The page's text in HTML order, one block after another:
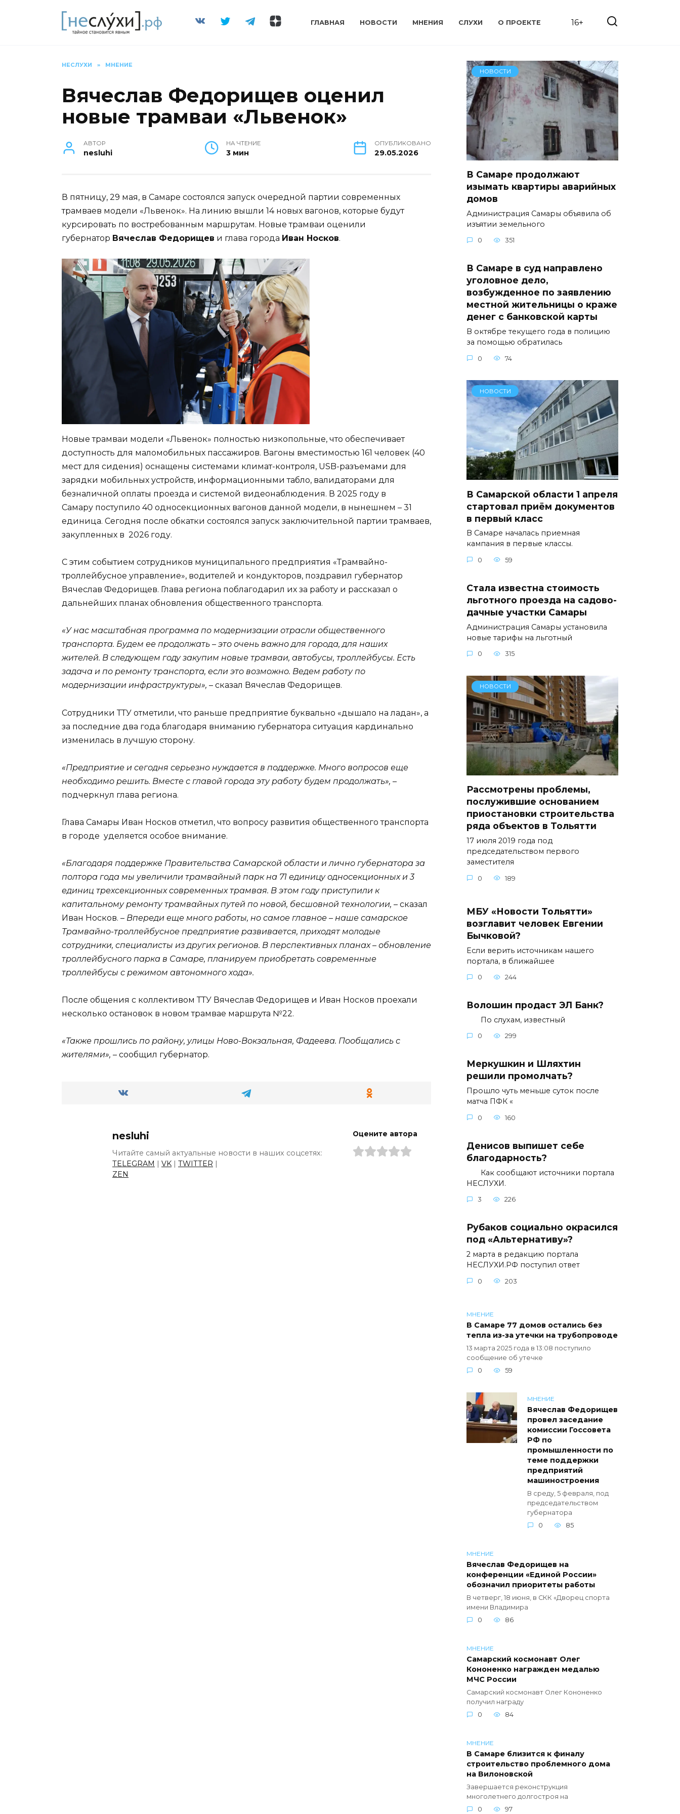
ГЛАВНАЯ НОВОСТИ МНЕНИЯ СЛУХИ О ПРОЕКТЕ 16+
НЕСЛУХИ » МНЕНИЕ
Вячеслав Федорищев оценил
новые трамваи «Львенок»
АВТОР
nesluhi
НА ЧТЕНИЕ
3 мин
ОПУБЛИКОВАНО
29.05.2026
В пятницу, 29 мая, в Самаре состоялся запуск очередной партии современных
трамваев модели «Львенок». На линию вышли 14 новых вагонов, которые будут
курсировать по востребованным маршрутам. Новые трамваи оценили
губернатор Вячеслав Федорищев и глава города Иван Носков.
Новые трамваи модели «Львенок» полностью низкопольные, что обеспечивает
доступность для маломобильных пассажиров. Вагоны вместимостью 161 человек (40
мест для сидения) оснащены системами климат-контроля, USB-разъемами для
зарядки мобильных устройств, информационными табло, валидаторами для
безналичной оплаты проезда и системой видеонаблюдения. В 2025 году в
Самару поступило 40 односекционных вагонов данной модели, в нынешнем – 31
единица. Сегодня после обкатки состоялся запуск заключительной партии трамваев,
закупленных в 2026 году.
С этим событием сотрудников муниципального предприятия «Трамвайно-
троллейбусное управление», водителей и кондукторов, поздравил губернатор
Вячеслав Федорищев. Глава региона поблагодарил их за работу и рассказал о
дальнейших планах обновления общественного транспорта.
«У нас масштабная программа по модернизации отрасли общественного
транспорта. Будем ее продолжать – это очень важно для города, для наших
жителей. В следующем году закупим новые трамваи, автобусы, троллейбусы. Есть
задача и по ремонту транспорта, если это возможно. Ведем работу по
модернизации инфраструктуры», – сказал Вячеслав Федорищев.
Сотрудники ТТУ отметили, что раньше предприятие буквально «дышало на ладан», а
за последние два года благодаря вниманию губернатора ситуация кардинально
изменилась в лучшую сторону.
«Предприятие и сегодня серьезно нуждается в поддержке. Много вопросов еще
необходимо решить. Вместе с главой города эту работу будем продолжать», –
подчеркнул глава региона.
Глава Самары Иван Носков отметил, что вопросу развития общественного транспорта
в городе уделяется особое внимание.
«Благодаря поддержке Правительства Самарской области и лично губернатора за
полтора года мы увеличили трамвайный парк на 71 единицу односекционных и 3
единиц трехсекционных современных трамвая. В этом году приступили к
капитальному ремонту трамвайных путей по новой, бесшовной технологии, – сказал
Иван Носков. – Впереди еще много работы, но самое главное – наше самарское
Трамвайно-троллейбусное предприятие развивается, приходят молодые
сотрудники, специалисты из других регионов. В перспективных планах – обновление
троллейбусного парка в Самаре, планируем приобретать современные
троллейбусы с режимом автономного хода».
После общения с коллективом ТТУ Вячеслав Федорищев и Иван Носков проехали
несколько остановок в новом трамвае маршрута №22.
«Также прошлись по району, улицы Ново-Вокзальная, Фадеева. Пообщались с
жителями», – сообщил губернатор.
nesluhi
Читайте самый актуальные новости в наших соцсетях:
TELEGRAM
VK TWITTER
ZEN
Оцените автора
НОВОСТИ
В Самаре продолжают
изымать квартиры аварийных
домов
Администрация Самары объявила об
изъятии земельного
0 351
В Самаре в суд направлено
уголовное дело,
возбужденное по заявлению
местной жительницы о краже
денег с банковской карты
В октябре текущего года в полицию
за помощью обратилась
0 74
НОВОСТИ
В Самарской области 1 апреля
стартовал приём документов
в первый класс
В Самаре началась приемная
кампания в первые классы.
0 59
Стала известна стоимость
льготного проезда на садово-
дачные участки Самары
Администрация Самары установила
новые тарифы на льготный
0 315
НОВОСТИ
Рассмотрены проблемы,
послужившие основанием
приостановки строительства
ряда объектов в Тольятти
17 июля 2019 года под
председательством первого
заместителя
0 189
МБУ «Новости Тольятти»
возглавит человек Евгении
Бычковой?
Если верить источникам нашего
портала, в ближайшее
0 244
Волошин продаст ЭЛ Банк?
По слухам, известный
0 299
Меркушкин и Шляхтин
решили промолчать?
Прошло чуть меньше суток после
матча ПФК «
0 160
Денисов выпишет себе
благодарность?
Как сообщают источники портала
НЕСЛУХИ.
3 226
Рубаков социально окрасился
под «Альтернативу»?
2 марта в редакцию портала
НЕСЛУХИ.РФ поступил ответ
0 203
МНЕНИЕ
В Самаре 77 домов остались без
тепла из-за утечки на трубопроводе
13 марта 2025 года в 13:08 поступило
сообщение об утечке
0
59
МНЕНИЕ
Вячеслав Федорищев
провел заседание
комиссии Госсовета
РФ по
промышленности по
теме поддержки
предприятий
машиностроения
В среду, 5 февраля, под
председательством
губернатора
0
85
МНЕНИЕ
Вячеслав Федорищев на
конференции «Единой России»
обозначил приоритеты работы
В четверг, 18 июня, в СКК «Дворец спорта
имени Владимира
0
86
МНЕНИЕ
Самарский космонавт Олег
Кононенко награжден медалью
МЧС России
Самарский космонавт Олег Кононенко
получил награду
0
84
МНЕНИЕ
В Самаре близится к финалу
строительство проблемного дома
на Вилоновской
Завершается реконструкция
многолетнего долгостроя на
0
97